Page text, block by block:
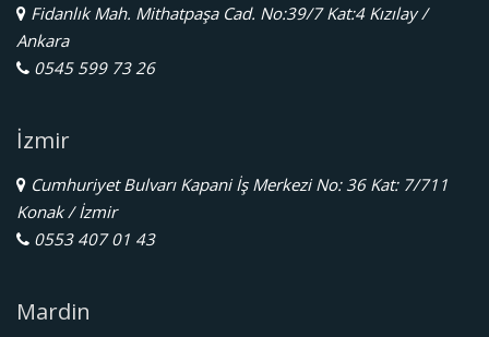
Fidanlık Mah. Mithatpaşa Cad. No:39/7 Kat:4 Kızılay /
Ankara
0545 599 73 26
İzmir
Cumhuriyet Bulvarı Kapani İş Merkezi No: 36 Kat: 7/711
Konak / İzmir
0553 407 01 43
Mardin